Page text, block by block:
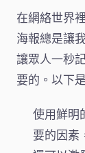
在網絡世界
海報總是讓
讓眾人一秒
要的。以下
使用鮮明
要的因素